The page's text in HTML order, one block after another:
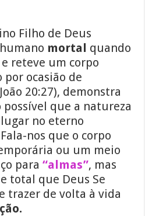
Filho de Deus
mortal quando
reteve um corpo
ocasião de
20:27), demonstra
que a natureza
no eterno
nos que o corpo
ou um meio
para“almas”, mas
total que Deus Se
trazer de volta à vida